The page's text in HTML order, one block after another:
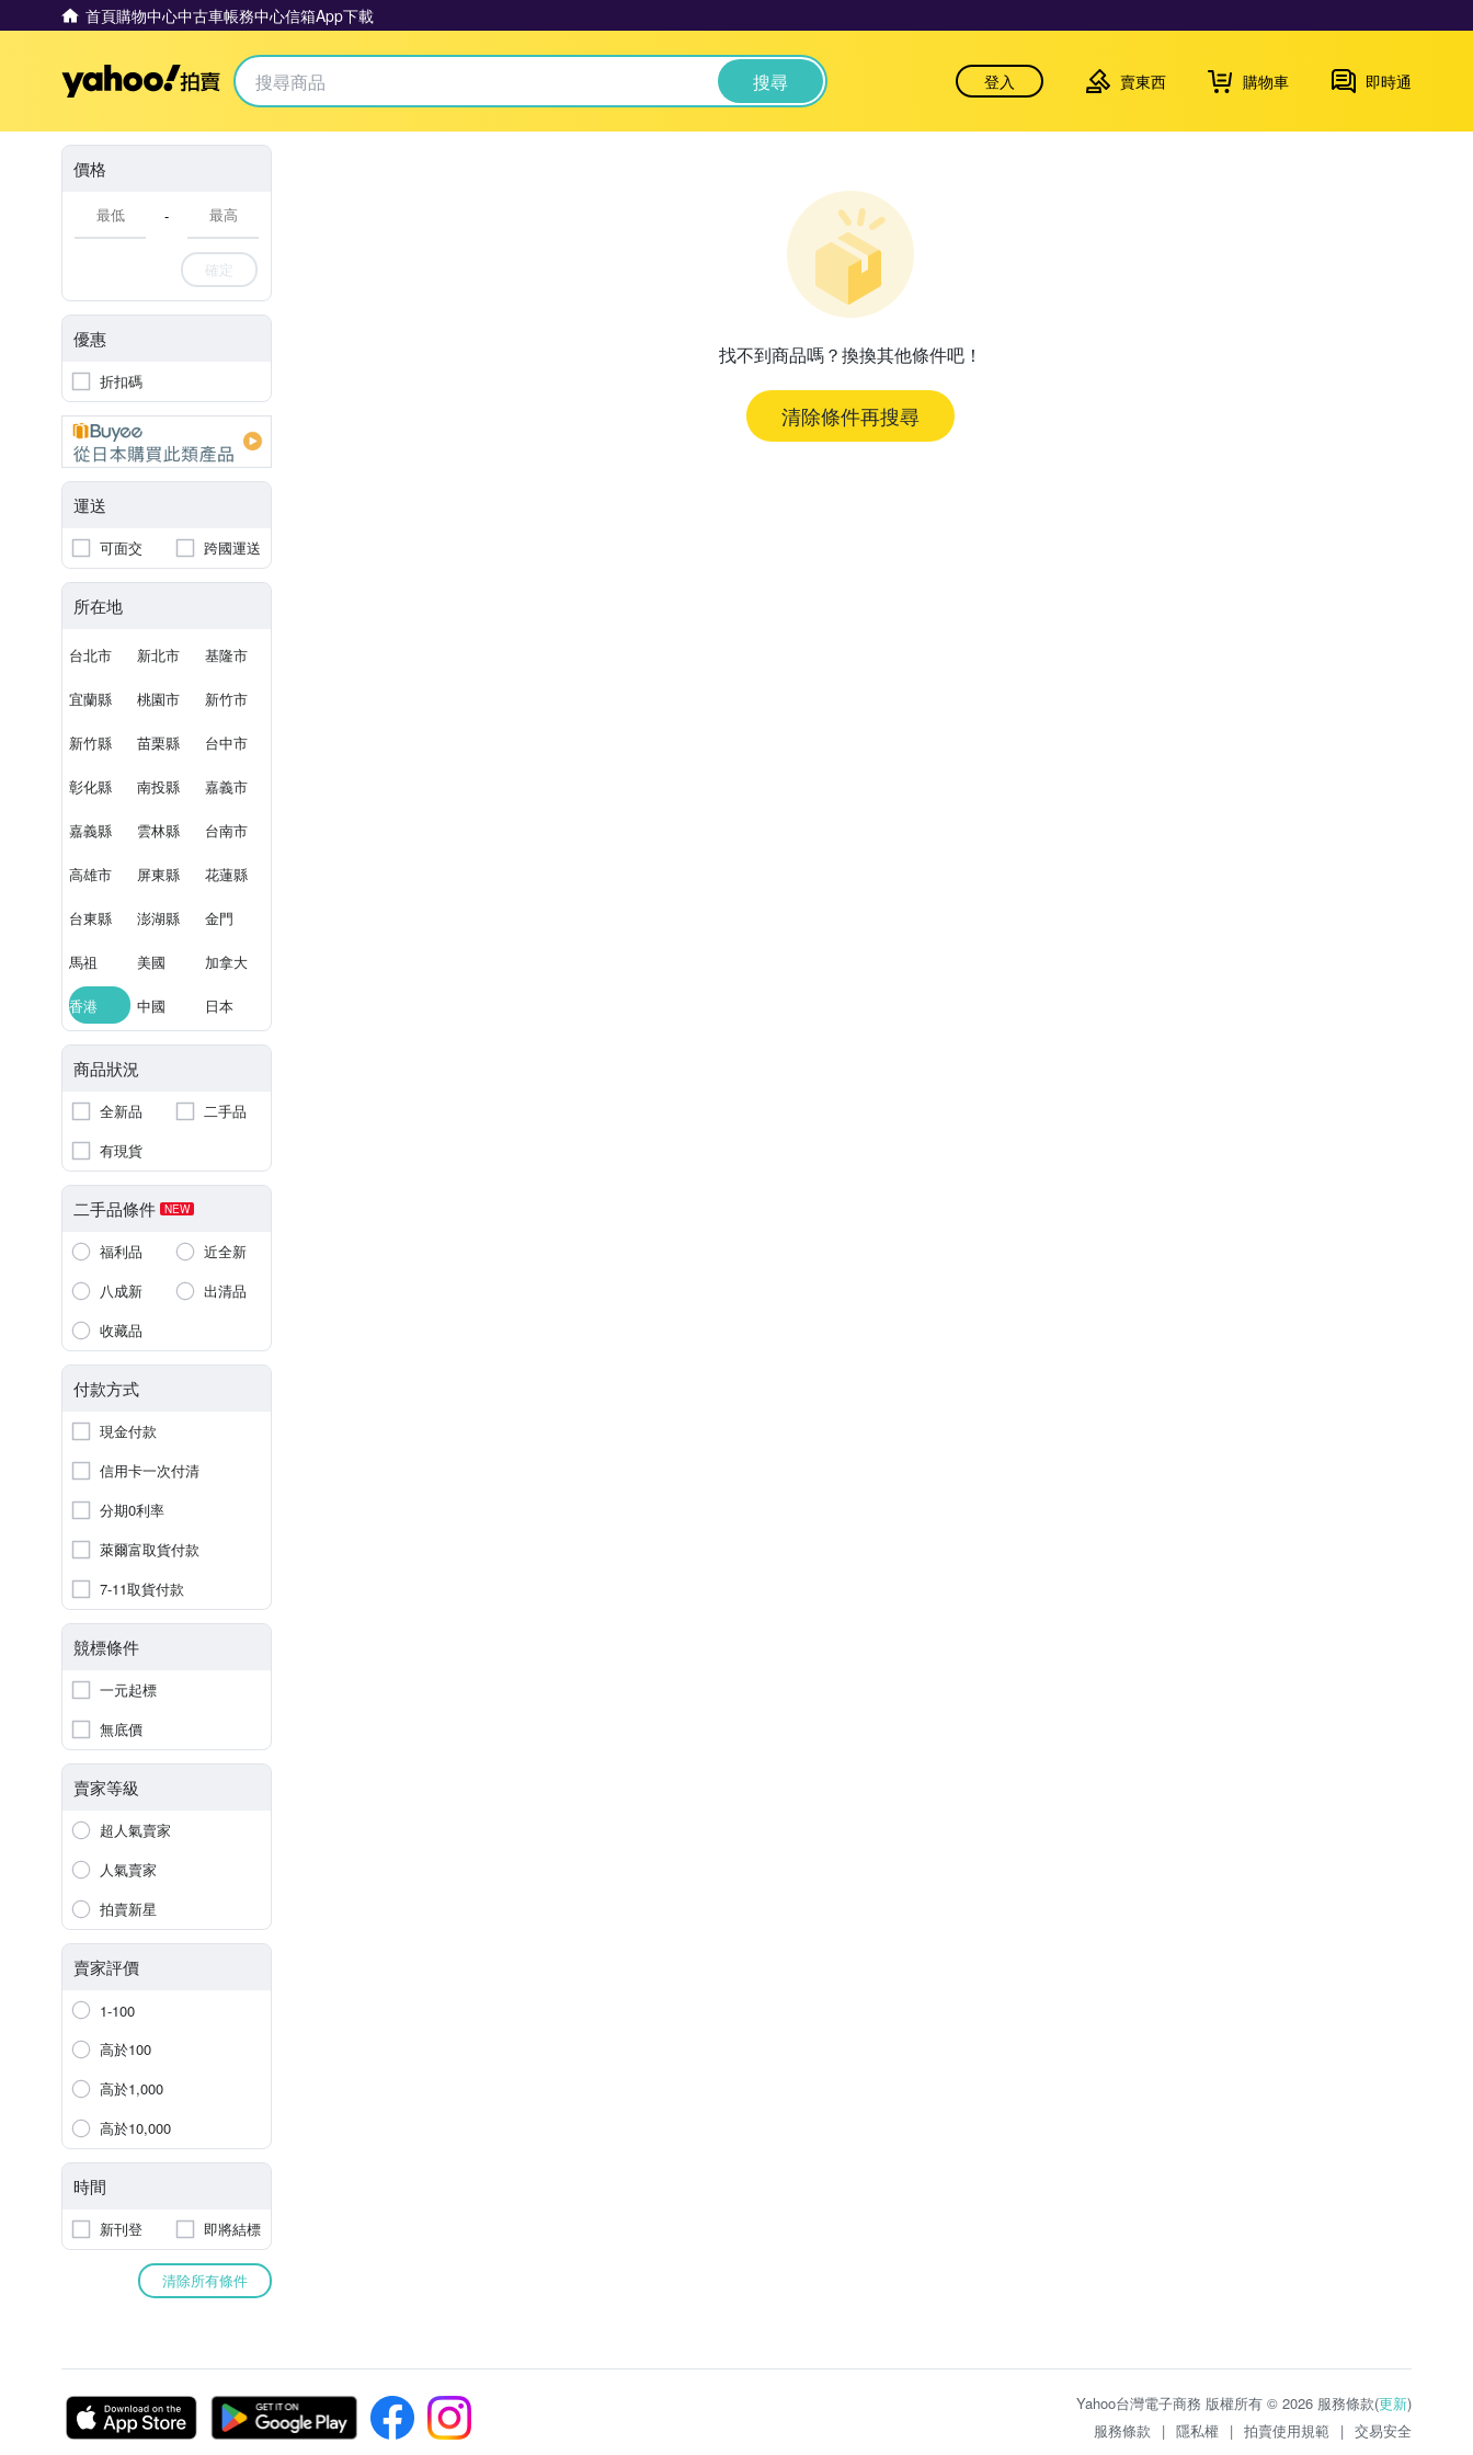
首頁購物中心中古車帳務中心信箱App下載
Yahoo拍賣 搜尋 登入 賣東西 購物車 即時通
價格
-
確定
優惠
折扣碼
運送
可面交 跨國運送
所在地
台北市 新北市 基隆市
宜蘭縣 桃園市 新竹市
新竹縣 苗栗縣 台中市
彰化縣 南投縣 嘉義市
嘉義縣 雲林縣 台南市
高雄市 屏東縣 花蓮縣
台東縣 澎湖縣 金門
馬祖 美國 加拿大
香港 中國 日本
商品狀況
全新品
二手品
有現貨
二手品條件 NEW
福利品
近全新
八成新
出清品
收藏品
付款方式
現金付款
信用卡一次付清
分期0利率
萊爾富取貨付款
7-11取貨付款
競標條件
一元起標
無底價
賣家等級
超人氣賣家
人氣賣家
拍賣新星
賣家評價
1-100
高於100
高於1,000
高於10,000
時間
新刊登 即將結標
清除所有條件
找不到商品嗎？換換其他條件吧！
清除條件再搜尋
Yahoo台灣電子商務 版權所有 © 2026 服務條款(更新)
服務條款
| 隱私權 | 拍賣使用規範 | 交易安全